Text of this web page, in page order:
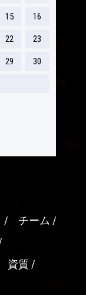
15 16
22 23
29 30
チーム
資質